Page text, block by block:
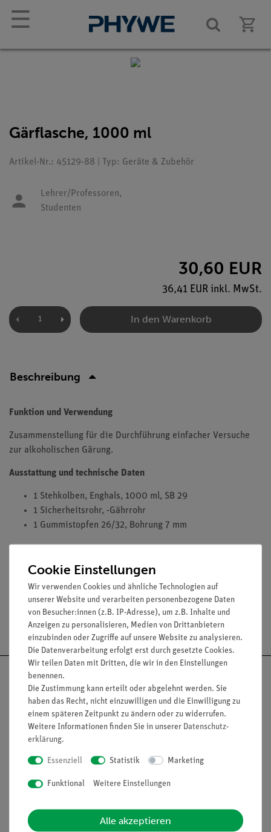
☰
Gärflasche, 1000 ml
Artikel-Nr.: 45129-88 | Typ: Geräte & Zubehör
Lehrer/Professoren,
Studenten
30,60 EUR
36,41 EUR inkl. MwSt.
In den Warenkorb
Beschreibung
Funktion und Verwendung
Zusammenstellung für die Durchführung einfacher Versuche
zur alkoholischen Gärung.
Ausstattung und technische Daten
1 Stehkolben, Enghals, 1000 ml, SB 29
1 Sicherheitsrohr, -Gährrohr
1 Gummistopfen 26/32, Bohrung 7 mm
Lieferumfang
Versandkostenfrei ab 300,- €
Nach oben
Informationen
Unternehmen
Projekte und Lösungen
Service
Übersicht Service
Beratung & Showroom
Cookie Einstellungen
Wir verwenden Cookies und ähnliche Technologien auf
unserer Website und verarbeiten personenbezogene Daten
von Besucher:innen (z.B. IP-Adresse), um z.B. Inhalte und
Anzeigen zu personalisieren, Medien von Drittanbietern
einzubinden oder Zugriffe auf unsere Website zu analysieren.
Die Datenverarbeitung erfolgt erst durch gesetzte Cookies.
Wir teilen Daten mit Dritten, die wir in den Einstellungen
benennen.
Die Zustimmung kann erteilt oder abgelehnt werden. Sie
haben das Recht, nicht einzuwilligen und die Einwilligung zu
einem späteren Zeitpunkt zu ändern oder zu widerrufen.
Weitere Informationen finden Sie in unserer Daten­schutz­
erklärung.
Essenziell Statistik Marketing
Funktional Weitere Einstellungen
Alle akzeptieren